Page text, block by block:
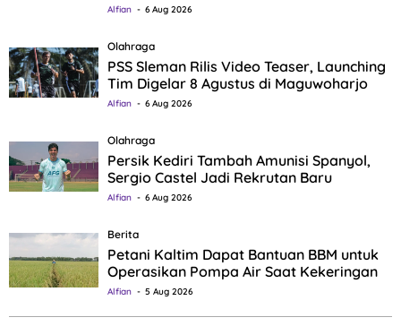
Alfian 6 Aug 2026
Olahraga
PSS Sleman Rilis Video Teaser, Launching
Tim Digelar 8 Agustus di Maguwoharjo
Alfian 6 Aug 2026
Olahraga
Persik Kediri Tambah Amunisi Spanyol,
Sergio Castel Jadi Rekrutan Baru
Alfian 6 Aug 2026
Berita
Petani Kaltim Dapat Bantuan BBM untuk
Operasikan Pompa Air Saat Kekeringan
Alfian 5 Aug 2026